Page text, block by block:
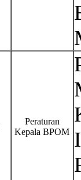
Peraturan
Kepala BPOM